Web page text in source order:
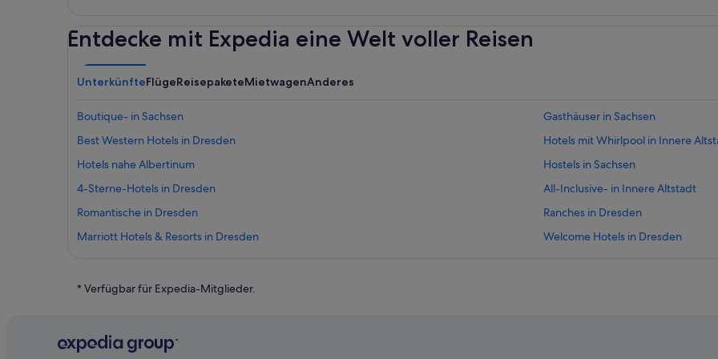
Entdecke mit Expedia eine Welt voller Reisen
UnterkünfteFlügeReisepaketeMietwagenAnderes
Boutique- in Sachsen
Gasthäuser in Sachsen
Best Western Hotels in Dresden
Hotels mit Whirlpool in Innere
Hotels nahe Albertinum
Hostels in Sachsen
4-Sterne-Hotels in Dresden
All-Inclusive- in Innere Altstadt
Romantische in Dresden
Ranches in Dresden
Marriott Hotels & Resorts in Dresden
Welcome Hotels in Dresden
Centro Hotels in Dresden
Gold Inn Hotels in Dresden
* Verfügbar für Expedia-Mitglieder.